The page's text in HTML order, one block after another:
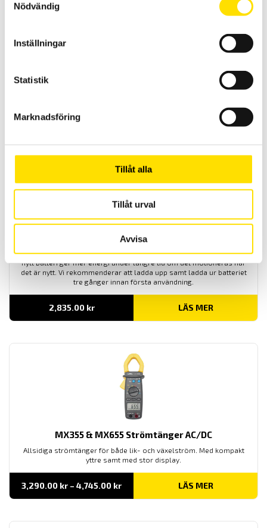
Nödvändig
Inställningar
Statistik
Marknadsföring
Tillåt alla
Tillåt urval
Avvisa
Väskor för Metrix MTX3290, MTX3291 samt MTX3297Ex
Batteri till Scopix I-III, Qualistar, CA6116, CA6550
Originalbatterier ger oöverträffad driftsäkerhet och ekonomi. Ett
nytt batteri ger mer energi under längre tid om det motioneras när
det är nytt. Vi rekommenderar att ladda upp samt ladda ur batteriet
tre gånger innan första användning.
2,835.00 kr LÄS MER
MX355 & MX655 Strömtänger AC/DC
Allsidiga strömtänger för både lik- och växelström. Med kompakt
yttre samt med stor display.
3,290.00 kr – 4,745.00 krPrisintervall:
till
LÄS MER